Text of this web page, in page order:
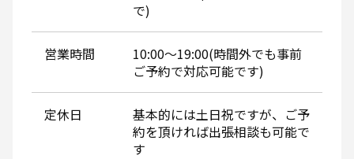
で)
営業時間
10:00～19:00(時間外でも事前
ご予約で対応可能です)
定休日
基本的には土日祝ですが、ご予
約を頂ければ出張相談も可能で
す